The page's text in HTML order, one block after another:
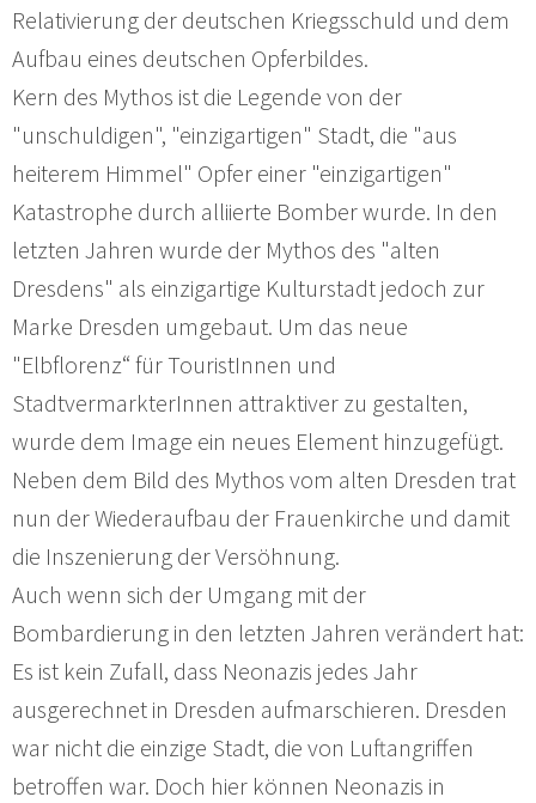
Relativierung der deutschen Kriegsschuld und dem
Aufbau eines deutschen Opferbildes.
Kern des Mythos ist die Legende von der
"unschuldigen", "einzigartigen" Stadt, die "aus
heiterem Himmel" Opfer einer "einzigartigen"
Katastrophe durch alliierte Bomber wurde. In den
letzten Jahren wurde der Mythos des "alten
Dresdens" als einzigartige Kulturstadt jedoch zur
Marke Dresden umgebaut. Um das neue
"Elbflorenz“ für TouristInnen und
StadtvermarkterInnen attraktiver zu gestalten,
wurde dem Image ein neues Element hinzugefügt.
Neben dem Bild des Mythos vom alten Dresden trat
nun der Wiederaufbau der Frauenkirche und damit
die Inszenierung der Versöhnung.
Auch wenn sich der Umgang mit der
Bombardierung in den letzten Jahren verändert hat:
Es ist kein Zufall, dass Neonazis jedes Jahr
ausgerechnet in Dresden aufmarschieren. Dresden
war nicht die einzige Stadt, die von Luftangriffen
betroffen war. Doch hier können Neonazis in